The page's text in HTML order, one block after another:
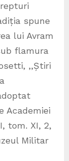
spune
lui Avram
flamura
,,Știri
Academiei
tom. XI, 2,
Militar